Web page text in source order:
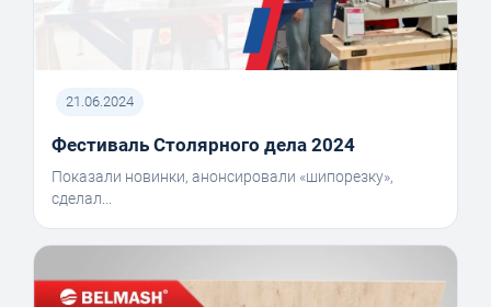
21.06.2024
Фестиваль Столярного дела 2024
Показали новинки, анонсировали «шипорезку»,
сделал...